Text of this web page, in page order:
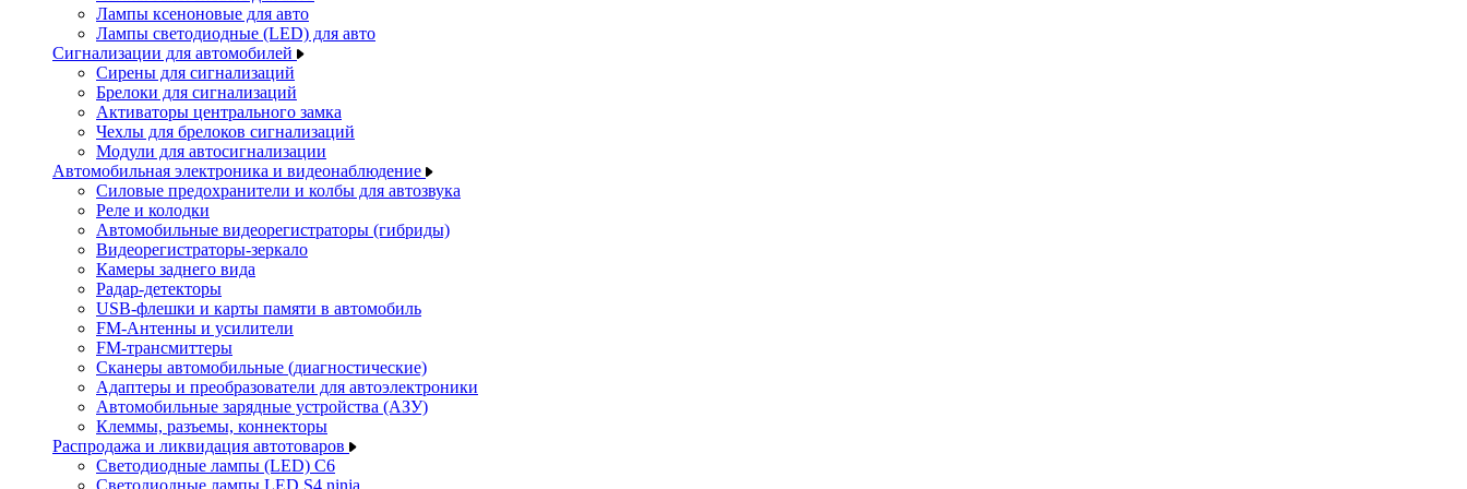
Лампы ксеноновые для авто
Лампы светодиодные (LED) для авто
Сигнализации для автомобилей
Сирены для сигнализаций
Брелоки для сигнализаций
Активаторы центрального замка
Чехлы для брелоков сигнализаций
Модули для автосигнализации
Автомобильная электроника и видеонаблюдение
Силовые предохранители и колбы для автозвука
Реле и колодки
Автомобильные видеорегистраторы (гибриды)
Видеорегистраторы-зеркало
Камеры заднего вида
Радар-детекторы
USB-флешки и карты памяти в автомобиль
FM-Антенны и усилители
FM-трансмиттеры
Сканеры автомобильные (диагностические)
Адаптеры и преобразователи для автоэлектроники
Автомобильные зарядные устройства (АЗУ)
Клеммы, разъемы, коннекторы
Распродажа и ликвидация автотоваров
Светодиодные лампы (LED) C6
Светодиодные лампы LED S4 ninja